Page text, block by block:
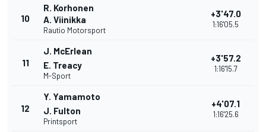
10
R. Korhonen
A. Viinikka
Rautio Motorsport
+3'47.0
1:16'05.5
11
J. McErlean
E. Treacy
M-Sport
+3'57.2
1:16'15.7
12
Y. Yamamoto
J. Fulton
Printsport
+4'07.1
1:16'25.6